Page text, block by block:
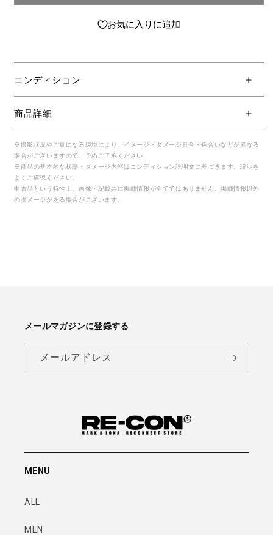
お気に入りに追加
コンディション
商品詳細
※撮影状況やご覧になる環境により、イメージ・ダメージ具合・色合いなどが異なる
場合がございますので、予めご了承ください
※商品の基本的な状態・ダメージ内容はコンディション説明文に基づきます。説明を
よくご確認ください。
中古品という特性上、画像・記載共に掲載情報が全てではありません。掲載情報以外
のダメージがある場合がございます。
メールマガジンに登録する
メールアドレス
MENU
ALL
MEN